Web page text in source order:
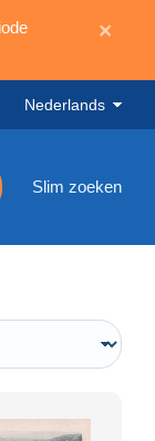
×
Nederlands
Slim zoeken